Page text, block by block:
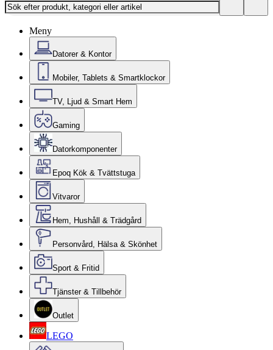
Meny
Datorer & Kontor
Mobiler, Tablets & Smartklockor
TV, Ljud & Smart Hem
Gaming
Datorkomponenter
Epoq Kök & Tvättstuga
Vitvaror
Hem, Hushåll & Trädgård
Personvård, Hälsa & Skönhet
Sport & Fritid
Tjänster & Tillbehör
Outlet
LEGO